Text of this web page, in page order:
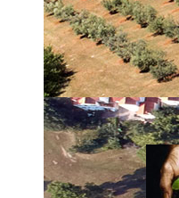
WASTEREDUCE
MITOMED+
WINTERMED
CASTWATER
INHERIT
CONSUMLESS PLUS
IstraOILFest
ARHIVA PROJEKATA
IstraECOinclusive
Izdavačka djelatnost